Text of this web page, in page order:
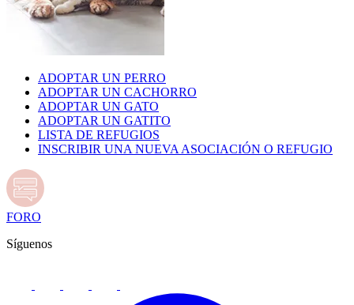
ADOPTAR UN PERRO
ADOPTAR UN CACHORRO
ADOPTAR UN GATO
ADOPTAR UN GATITO
LISTA DE REFUGIOS
INSCRIBIR UNA NUEVA ASOCIACIÓN O REFUGIO
FORO
Síguenos